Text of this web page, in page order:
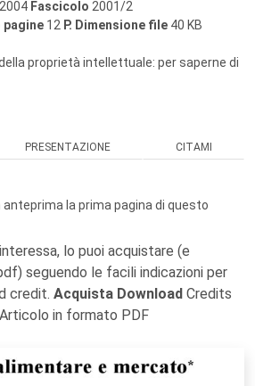
2004 Fascicolo 2001/2
pagine 12 P. Dimensione file 40 KB
della proprietà intellettuale: per saperne di
PRESENTAZIONE CITAMI
la prima pagina di questo
lo puoi acquistare (e
seguendo le facili indicazioni per
credit. Acquista Download Credits
in formato PDF